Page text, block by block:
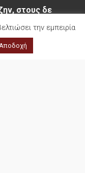
στους δε
2026)
την εμπειρία